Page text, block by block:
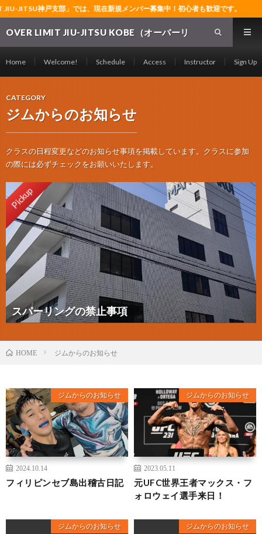
神戸支部」では、現在新規メンバー募集中！初心者も歓迎です。
OVER LIMIT JIU-JITSU KOBE（オーバーリ
ラップリング・レスリング・ブラジリアン柔術
の常設道場～
Home Welcome! Schedule Access Instructor Sign Up
CATEGORY
ジムからのお知らせ
クラスの日程変更などのお知らせ事項を掲載しています。クラスに参加
の際には必ずチェックをお願いいたします。
Pickup
スパーリングの禁止事項
HOME ジムからのお知らせ
ジムからのお知らせ
2024.10.14
フィリピンセブ島出稽古日記
ジムからのお知らせ
2023.05.11
元UFC世界王者マックス・フ
ォロウェイ選手来日！
ジムからのお知らせ ジムからのお知らせ